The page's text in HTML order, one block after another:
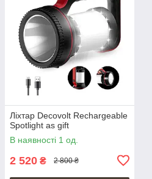
Ліхтар Decovolt Rechargeable
Spotlight as gift
В наявності 1 од.
2 520 ₴ 2 800 ₴